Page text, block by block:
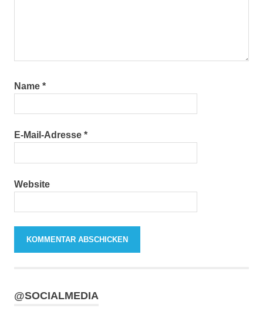
Name *
E-Mail-Adresse *
Website
@SOCIALMEDIA